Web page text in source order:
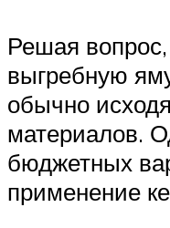
Решая вопрос,
выгребную
обычно
материалов.
бюджетных
применение